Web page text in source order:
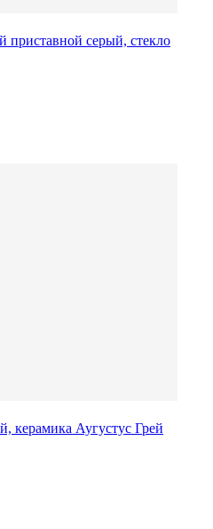
приставной серый, стекло
керамика Аугустус Грей